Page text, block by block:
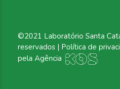
©2021 Laboratório Santa
reservados | Política de
pela Agência